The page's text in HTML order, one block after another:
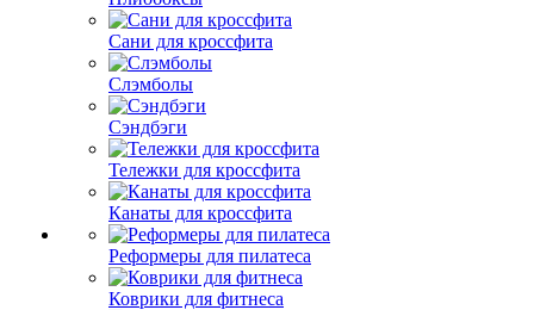
Сани для кроссфита
Слэмболы
Сэндбэги
Тележки для кроссфита
Канаты для кроссфита
Реформеры для пилатеса
Коврики для фитнеса